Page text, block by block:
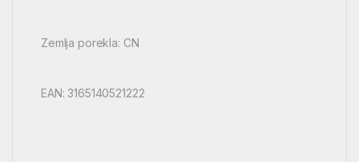
Zemlja porekla: CN
EAN: 3165140521222